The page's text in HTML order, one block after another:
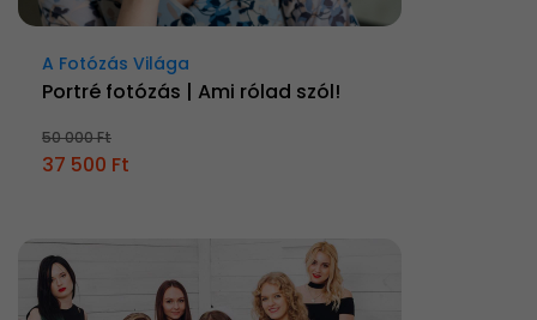
A Fotózás Világa
Portré fotózás | Ami rólad szól!
50 000 Ft
37 500 Ft